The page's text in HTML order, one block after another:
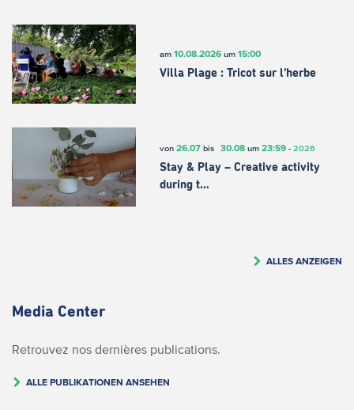
am 10.08.2026um 15:00
Villa Plage : Tricot sur l’herbe
von 26.07bis 30.08um 23:59- 2026
Stay & Play – Creative activity
during t…
ALLES ANZEIGEN
Media Center
Retrouvez nos dernières publications.
ALLE PUBLIKATIONEN ANSEHEN